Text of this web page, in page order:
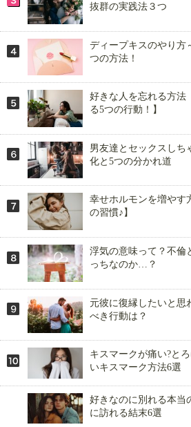
抜群の実践法３つ
ディープキスのやり方
つの方法！
好きな人を忘れる方法
る5つの行動！】
男友達とセックスし
化と5つの分かれ道
幸せホルモンを増やす
の習慣♪】
浮気の意味って？不倫
っちなのか…？
元彼に復縁したいと思
べき行動は？
キスマークが痛い?と
いキスマーク方法6選
好きなのに別れる本当
に訪れる結末6選